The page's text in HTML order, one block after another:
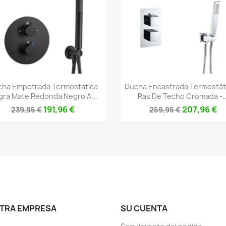
Vista rápida
Empotrada Termostatica
Mate Redonda Negro A...
239,95 €191,96 €
Vista rápida
Ducha Encastrada
Ras De Techo Cromada -
259,95 €207,96 €
EMPRESA SU CUENTA